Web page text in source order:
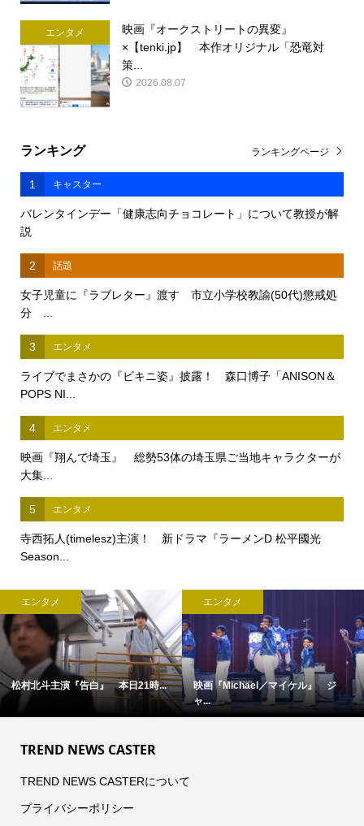
エンタメ
映画『オークストリートの異変』
×【tenki.jp】 本作オリジナル「恐竜対
策...
2026.08.07
ランキング
1 キャスター
バレンタインデー「健康志向チョコレート」について教授が解
説
2 話題
女子児童に『ラブレター』渡す 市立小学校教諭(50代)懲戒処
分 ...
3 エンタメ
ライブでまさかの『ビキニ姿』披露！ 森口博子「ANISON＆
POPS NI...
4 エンタメ
映画『翔んで埼玉』 総勢53体の埼玉県ご当地キャラクターが
大集...
5 エンタメ
寺西拓人(timelesz)主演！ 新ドラマ『ラーメンD 松平國光
Season...
ランキングページ
エンタメ
松村北斗主演『告白』 本日21時...
エンタメ
映画『Michael／マイケル』 ジ
ャ...
TREND NEWS CASTER
TREND NEWS CASTERについて
プライバシーポリシー